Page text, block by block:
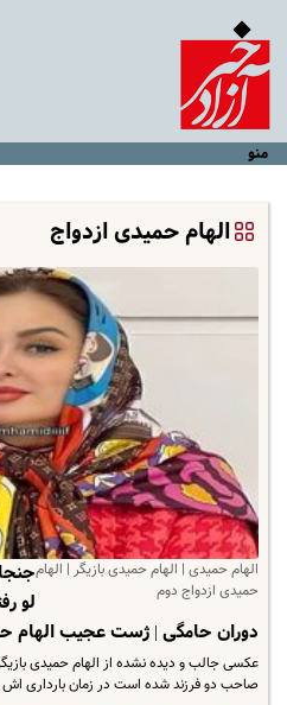
منو
الهام حمیدی ازدواج
الهام حمیدی | الهام حمیدی بازیگر | الهام
حمیدی ازدواج دوم
لو
دوران حامگی | ژست عجیب
عکسی جالب و دیده نشده از الهام حمیدی
صاحب دو فرزند شده است در زمان بارداری